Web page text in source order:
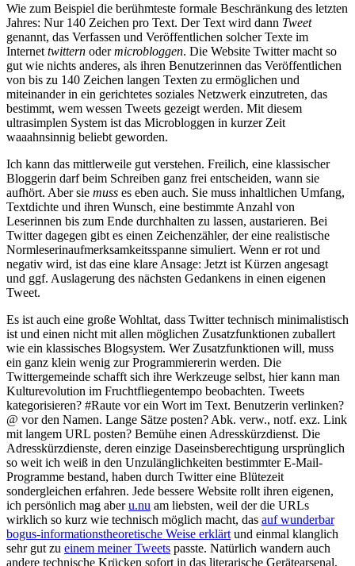
Wie zum Beispiel die berühmteste formale Beschränkung des letzten
Jahres: Nur 140 Zeichen pro Text. Der Text wird dann Tweet
genannt, das Verfassen und Veröffentlichen solcher Texte im
Internet twittern odermicrobloggen. Die Website Twitter macht so
gut wie nichts anderes, als ihren Benutzerinnen das Veröffentlichen
von bis zu 140 Zeichen langen Texten zu ermöglichen und
miteinander in ein gerichtetes soziales Netzwerk einzutreten, das
bestimmt, wem wessen Tweets gezeigt werden. Mit diesem
ultrasimplen System ist das Microbloggen in kurzer Zeit
waaahnsinnig beliebt geworden.
Ich kann das mittlerweile gut verstehen. Freilich, eine klassischer
Bloggerin darf beim Schreiben ganz frei entscheiden, wann sie
aufhört. Aber sie muss es eben auch. Sie muss inhaltlichen Umfang,
Textdichte und ihren Wunsch, eine bestimmte Anzahl von
Leserinnen bis zum Ende durchhalten zu lassen, austarieren. Bei
Twitter dagegen gibt es einen Zeichenzähler, der eine realistische
Normleserinaufmerksamkeitsspanne simuliert. Wenn er rot und
negativ wird, ist das eine klare Ansage: Jetzt ist Kürzen angesagt
und ggf. Auslagerung des nächsten Gedankens in einen eigenen
Tweet.
Es ist auch eine große Wohltat, dass Twitter technisch minimalistisch
ist und einen nicht mit allen möglichen Zusatzfunktionen zuballert
wie ein klassisches Blogsystem. Wer Zusatzfunktionen will, muss
ein ganz klein wenig zur Programmiererin werden. Die
Twittergemeinde schafft sich ihre Werkzeuge selbst, hier kann man
Kulturevolution im Fruchtfliegentempo beobachten. Tweets
kategorisieren? #Raute vor ein Wort im Text. Benutzerin verlinken?
@ vor den Namen. Lange Sätze posten? Abk. verw., notf. exz. Link
mit langem URL posten? Bemühe einen Adresskürzdienst. Die
Adresskürzdienste, deren einzige Daseinsberechtigung ursprünglich
so weit ich weiß in den Unzulänglichkeiten bestimmter E-Mail-
Programme bestand, haben durch Twitter eine Blütezeit
sondergleichen erfahren. Jede bessere Website rollt ihren eigenen,
ich persönlich mag aberu.nu am liebsten, weil der die URLs
wirklich so kurz wie technisch möglich macht, das auf wunderbar
bogus-informationstheoretische Weise erklärt und einmal klanglich
sehr gut zu einem meiner Tweets passte. Natürlich wandern auch
andere technische Krücken sofort in das literarische Gerätearsenal,